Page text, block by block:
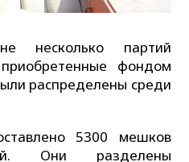
несколько партий
фондом
распределены среди
5300 мешков
Они разделены